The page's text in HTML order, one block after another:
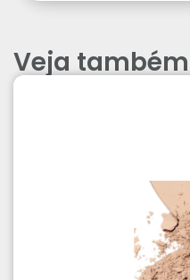
Veja também